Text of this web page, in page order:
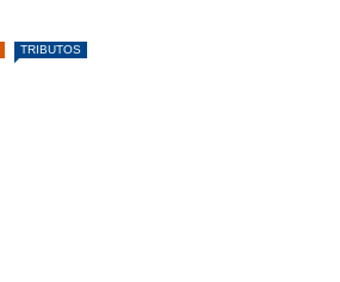
TRIBUTOS